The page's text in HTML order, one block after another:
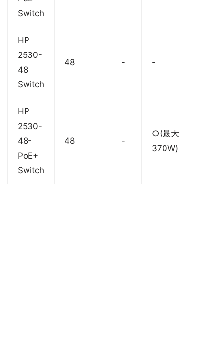
Switch
HP
2530-
48
Switch
48 - -
HP
2530-
48-
PoE+
Switch
48 -
○(最大
370W)